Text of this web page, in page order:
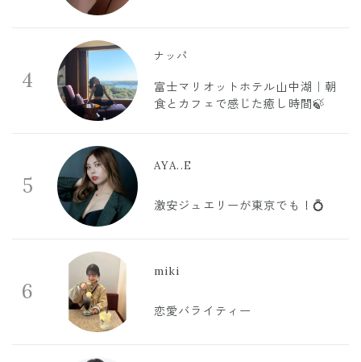
4
ナッパ
富士マリオットホテル山中湖｜朝
食とカフェで感じた癒し時間🍃
5
AYA..E
激安ジュエリーが東京でも！💍
6
miki
恋愛バライティー